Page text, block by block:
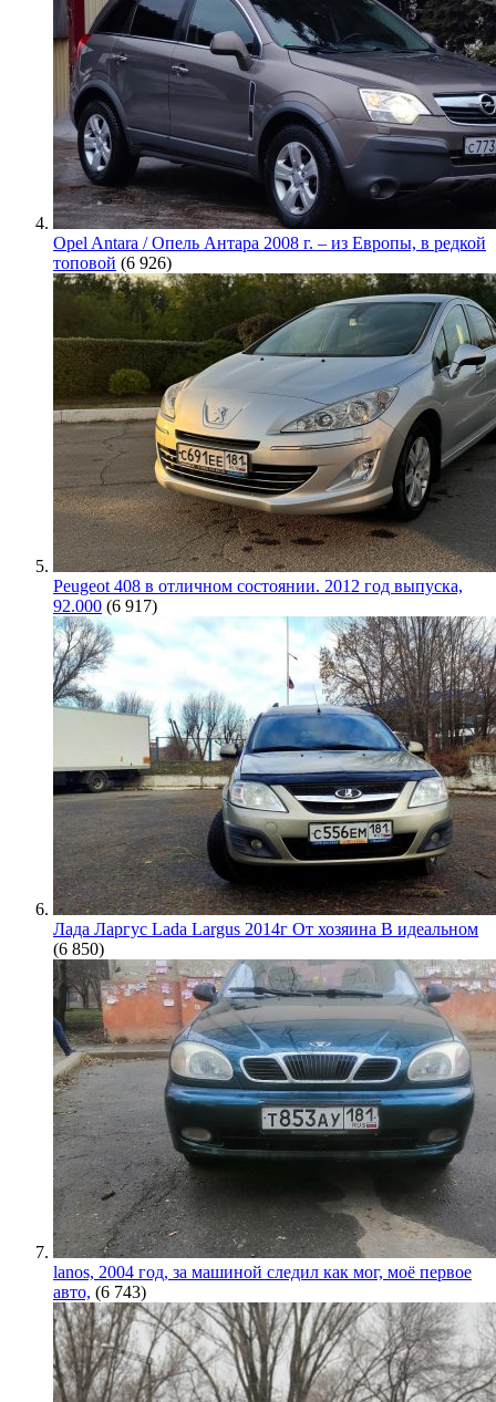
Opel Antara / Опель Антара 2008 г. – из Европы, в редкой
топовой (6 926)
Peugeot 408 в отличном состоянии. 2012 год выпуска,
92.000 (6 917)
Лада Ларгус Lada Largus 2014г От хозяина В идеальном
(6 850)
lanos, 2004 год, за машиной следил как мог, моё первое
авто, (6 743)